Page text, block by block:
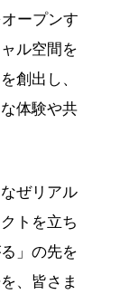
ープンす
ル空間を
創出し、
体験や共
ぜリアル
トを立ち
」の先を
、皆さま